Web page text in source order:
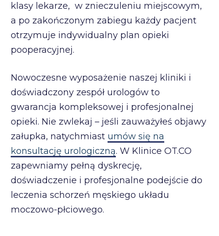
klasy lekarze, w znieczuleniu miejscowym,
a po zakończonym zabiegu każdy pacjent
otrzymuje indywidualny plan opieki
pooperacyjnej.
Nowoczesne wyposażenie naszej kliniki i
doświadczony zespół urologów to
gwarancja kompleksowej i profesjonalnej
opieki. Nie zwlekaj – jeśli zauważyłeś objawy
załupka, natychmiast umów się na
konsultację urologiczną. W Klinice OT.CO
zapewniamy pełną dyskrecję,
doświadczenie i profesjonalne podejście do
leczenia schorzeń męskiego układu
moczowo-płciowego.